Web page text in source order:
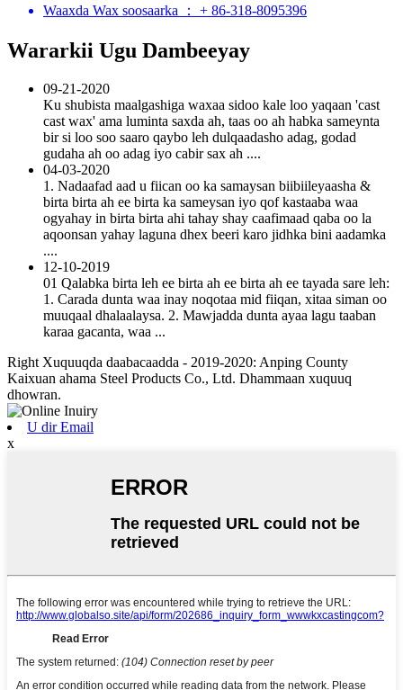
Waaxda Wax soosaarka ： + 86-318-8095396
Wararkii Ugu Dambeeyay
09-21-2020
Ku shubista maalgashiga waxaa sidoo kale loo yaqaan 'cast
cast wax' ama luminta saxda ah, taas oo ah habka sameynta
bir si loo soo saaro qaybo leh dulqaadasho adag, godad
gudaha ah oo adag iyo cabir sax ah ....
04-03-2020
1. Nadaafad aad u fiican oo ka samaysan biibiileyaasha &
birta birta ah ee birta ka sameysan iyo qof kastaaba waa
ogyahay in birta birta ahi tahay shay caafimaad qaba oo la
aqoonsan yahay laguna dhex beeri karo jidhka bini aadamka
....
12-10-2019
01 Qalabka birta leh ee birta ah ee birta ah ee tayada sare leh:
1. Carada dunta waa inay noqotaa mid fiiqan, xitaa siman oo
muuqaal dhalaalaysa. 2. Mawjadda dunta ayaa lagu taaban
karaa gacanta, waa ...
Right Xuquuqda daabacaadda - 2019-2020: Anping County
Kaixuan ahama Steel Products Co., Ltd. Dhammaan xuquuq
dhowran.
U dir Email
x